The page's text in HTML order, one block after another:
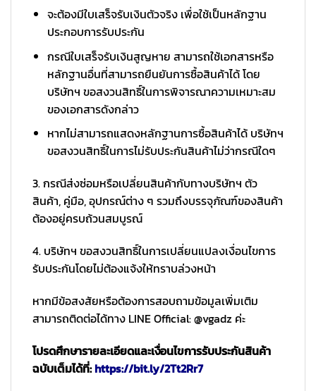
จะต้องมีใบเสร็จรับเงินตัวจริง เพื่อใช้เป็นหลักฐาน
ประกอบการรับประกัน
กรณีใบเสร็จรับเงินสูญหาย สามารถใช้เอกสารหรือ
หลักฐานอื่นที่สามารถยืนยันการซื้อสินค้าได้ โดย
บริษัทฯ ขอสงวนสิทธิ์ในการพิจารณาความเหมาะสม
ของเอกสารดังกล่าว
หากไม่สามารถแสดงหลักฐานการซื้อสินค้าได้ บริษัทฯ
ขอสงวนสิทธิ์ในการไม่รับประกันสินค้าไม่ว่ากรณีใดๆ
3. กรณีส่งซ่อมหรือเปลี่ยนสินค้ากับทางบริษัทฯ ตัว
สินค้า, คู่มือ, อุปกรณ์ต่าง ๆ รวมถึงบรรจุภัณฑ์ของสินค้า
ต้องอยู่ครบถ้วนสมบูรณ์
4. บริษัทฯ ขอสงวนสิทธิ์ในการเปลี่ยนแปลงเงื่อนไขการ
รับประกันโดยไม่ต้องแจ้งให้ทราบล่วงหน้า
หากมีข้อสงสัยหรือต้องการสอบถามข้อมูลเพิ่มเติม
สามารถติดต่อได้ทาง LINE Official: @vgadz ค่ะ
โปรดศึกษารายละเอียดและเงื่อนไขการรับประกันสินค้า
ฉบับเต็มได้ที่:https://bit.ly/2Tt2Rr7